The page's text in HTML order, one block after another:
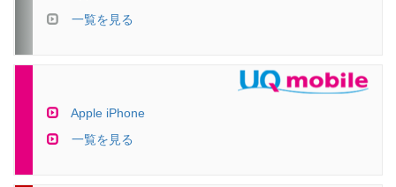
一覧を見る
Apple iPhone
一覧を見る